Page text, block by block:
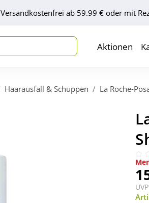
Versandkostenfrei ab 59.99 € oder mit
Aktionen
Haarausfall & Schuppen La Roche-